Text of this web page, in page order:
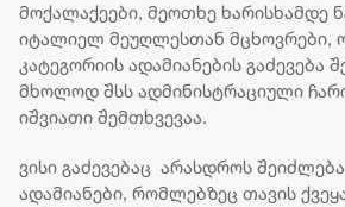
მოქალაქეები, მეოთხე ხარისხამდე
იტალიელ მეუღლესთან მცხოვრები,
კატეგორიის ადამიანების გაძევება
მხოლოდ შსს ადმინისტრაციული
იშვიათი შემთხვევაა.
ვისი გაძევებაც არასდროს
ადამიანები, რომლებზეც თავის